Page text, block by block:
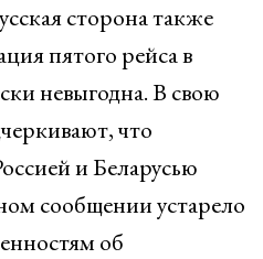
сторона также
пятого рейса в
невыгодна. В свою
что
и Беларусью
сообщении устарело
об